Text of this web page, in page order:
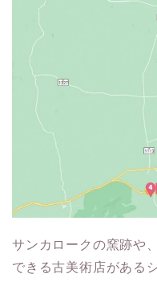
サンカロークの窯跡や
できる古美術店がある